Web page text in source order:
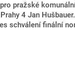
pražské
4 Jan
schválení finální
hnutí ANO,“
pražského ANO
se spekulovalo